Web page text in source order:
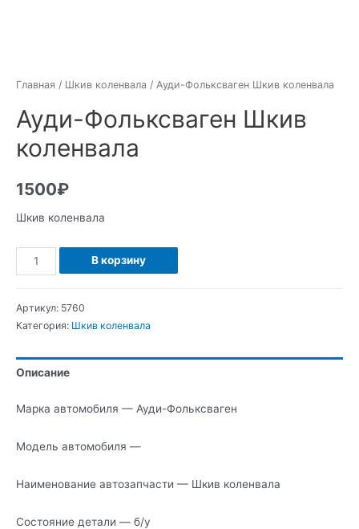
Главная / Шкив коленвала / Ауди-Фольксваген Шкив коленвала
Ауди-Фольксваген Шкив
коленвала
1500₽
Шкив коленвала
Количество
Ауди-
Шкив
В корзину
Артикул: 5760
Категория: Шкив коленвала
Описание
Марка автомобиля — Ауди-Фольксваген
Модель автомобиля —
Наименование автозапчасти — Шкив коленвала
Состояние детали — б/у